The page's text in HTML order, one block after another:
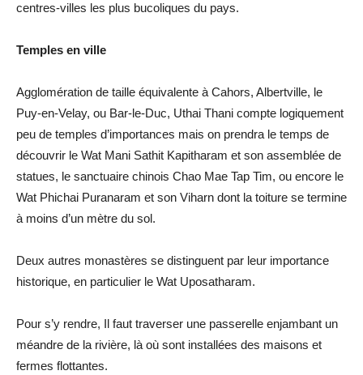
centres-villes les plus bucoliques du pays.
Temples en ville
Agglomération de taille équivalente à Cahors, Albertville, le
Puy-en-Velay, ou Bar-le-Duc, Uthai Thani compte logiquement
peu de temples d’importances mais on prendra le temps de
découvrir le Wat Mani Sathit Kapitharam et son assemblée de
statues, le sanctuaire chinois Chao Mae Tap Tim, ou encore le
Wat Phichai Puranaram et son Viharn dont la toiture se termine
à moins d’un mètre du sol.
Deux autres monastères se distinguent par leur importance
historique, en particulier le Wat Uposatharam.
Pour s’y rendre, Il faut traverser une passerelle enjambant un
méandre de la rivière, là où sont installées des maisons et
fermes flottantes.